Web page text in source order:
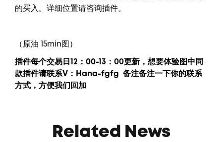
的买入。详细位置请咨询插件。
（原油 15min图）
插件每个交易日12：00-13：00更新， 想要体验图中 同
款插件请联系V： Hana-fgfg 备注备注一下你的联系
方式，方便我们回加
Related News